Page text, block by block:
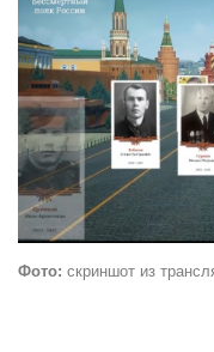
Фото: скриншот из